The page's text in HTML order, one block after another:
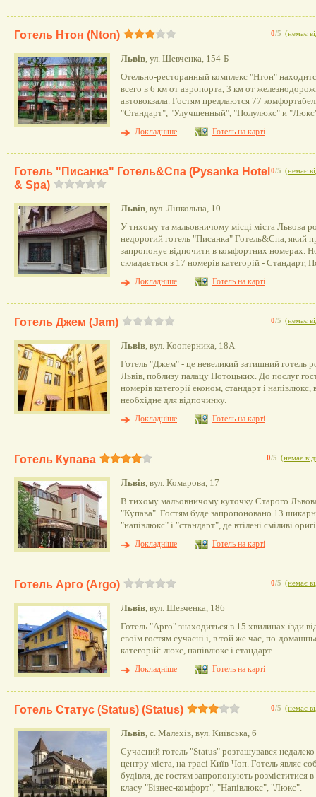
0/5 (немає
Готель Нтон (Nton)
Львів, ул. Шевченка, 154-Б
Отельно-ресторанный комплекс "Нтон"
вcего в 6 км от аэропорта, 3 км от
автовокзала. Гостям предлаются 77
"Стандарт", "Улучшенный", "Полулюкс" и
Докладніше
Готель на карті
0/5 (немає
Готель "Писанка" Готель&Cпа (Pysanka Hotel
& Spa)
Львів, вул. Лінкольна, 10
У тихому та мальовничому місці міста Львова
недорогий готель "Писанка" Готель&Cпа, який
запропонує відпочити в комфортних номерах.
складається з 17 номерів категорій -
Докладніше
Готель на карті
0/5 (немає
Готель Джем (Jam)
Львів, вул. Кооперника, 18А
Готель "Джем" - це невеликий затишний готель
Львів, поблизу палацу Потоцьких. До послуг
номерів категорії економ, стандарт і
необхідне для відпочинку.
Докладніше
Готель на карті
0/5 (немає
Готель Купава
Львів, вул. Комарова, 17
В тихому мальовничому куточку Старого
"Купава". Гостям буде запропоновано 13
"напівлюкс" і "стандарт", де втілені сміливі
Докладніше
Готель на карті
0/5 (немає
Готель Арго (Argo)
Львів, вул. Шевченка, 186
Готель "Арго" знаходиться в 15 хвилинах їзди
своїм гостям сучасні і, в той же час, по-
категорій: люкс, напівлюкс і стандарт.
Докладніше
Готель на карті
0/5 (немає
Готель Статус (Status) (Status)
Львів, с. Малехів, вул. Київська, 6
Сучасний готель "Status" розташувався недалеко
центру міста, на трасі Київ-Чоп. Готель являє
будівля, де гостям запропонують розміститися
класу "Бізнес-комфорт", "Напівлюкс", "Люкс".